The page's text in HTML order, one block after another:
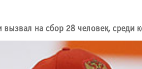
на сбор 28 человек, среди